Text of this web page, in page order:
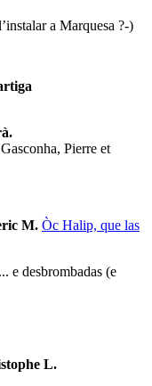
a Marquesa ?-)
Pierre et
M. Òc Halip, que las
e desbrombadas (e
L.